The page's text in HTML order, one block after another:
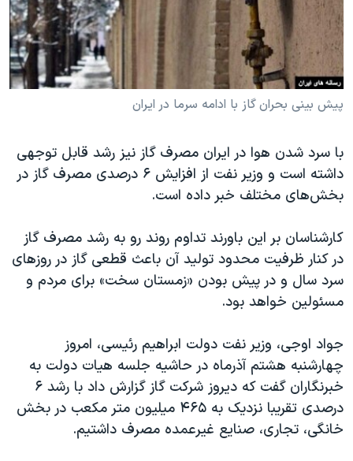
فرهنگ و زندگی
حقوق شهروندی
اقتصادی
علم و فناوری
گالری عکس
آرشیو پخش زنده
مستندها
انتخابات ریاست جمهوری آمریکا ۲۰۲۴
حمله جمهوری اسلامی به اسرائیل
رمز مهسا
اعتراضات زن، زندگی، آزادی
مجموعه مستندهای دادخواهی
دادگاه حمید نوری
چهل سال گروگان‌گیری
قانون شفافیت دارائی کادر رهبری ایران
اسرائیل در جنگ
نرگس محمدی برنده جایزه نوبل صلح
همایش محافظه‌کاران آمریکا «سی‌پک»
صفحه‌های ویژه
دنبال کنید
پیش بینی بحران گاز با ادامه سرما در ایران
با سرد شدن هوا در ایران مصرف گاز نیز رشد قابل توجهی
داشته است و وزیر نفت از افزایش ۶ درصدی مصرف گاز در
بخش‌های مختلف خبر داده است.
کارشناسان بر این باورند تداوم روند رو به رشد مصرف گاز
در کنار ظرفیت محدود تولید آن باعث قطعی گاز در روزهای
سرد سال و در پیش بودن «زمستان سخت» برای مردم و
مسئولین خواهد بود.
جواد اوجی، وزیر نفت دولت ابراهیم رئیسی، امروز
چهارشنبه هشتم آذرماه در حاشیه جلسه هیات دولت به
خبرنگاران گفت که دیروز شرکت گاز گزارش داد با رشد ۶
درصدی تقریبا نزدیک به ۴۶۵ میلیون متر مکعب در بخش
خانگی، تجاری، صنایع غیرعمده مصرف داشتیم.